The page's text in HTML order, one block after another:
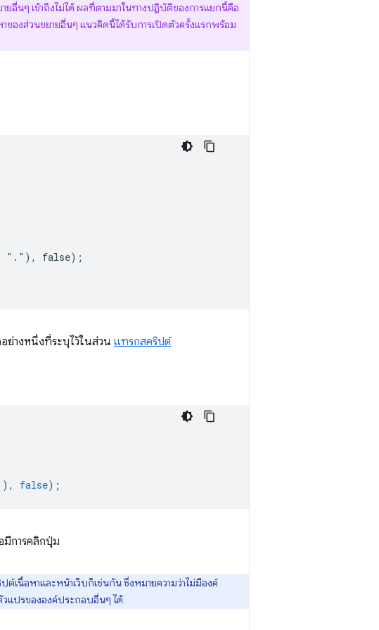
อื่นๆ เข้าถึงไม่ได้ ผลที่ตามมาในทางปฏิบัติของการแยกนี้คือ
ของส่วนขยายอื่นๆ แนวคิดนี้ได้รับการเปิดตัวครั้งแรกพร้อม
"."), false);
ย่างหนึ่งที่ระบุไว้ในส่วน แทรกสคริปต์
), false);
มีการคลิกปุ่ม
เนื้อหาและหน้าเว็บก็เช่นกัน ซึ่งหมายความว่าไม่มีองค์
วแปรขององค์ประกอบอื่นๆ ได้